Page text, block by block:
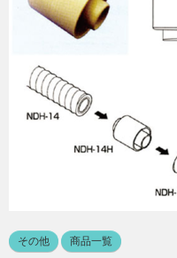
その他 商品一覧